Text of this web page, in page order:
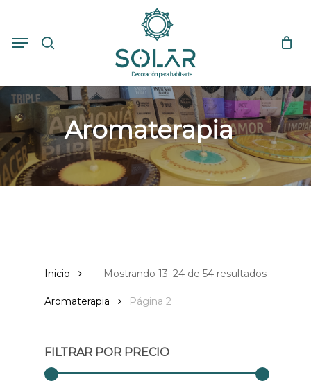
main
Menu Cart
Aromaterapia
Mostrando 13–24 de 54 resultados
Inicio
Aromaterapia Página 2
FILTRAR POR PRECIO